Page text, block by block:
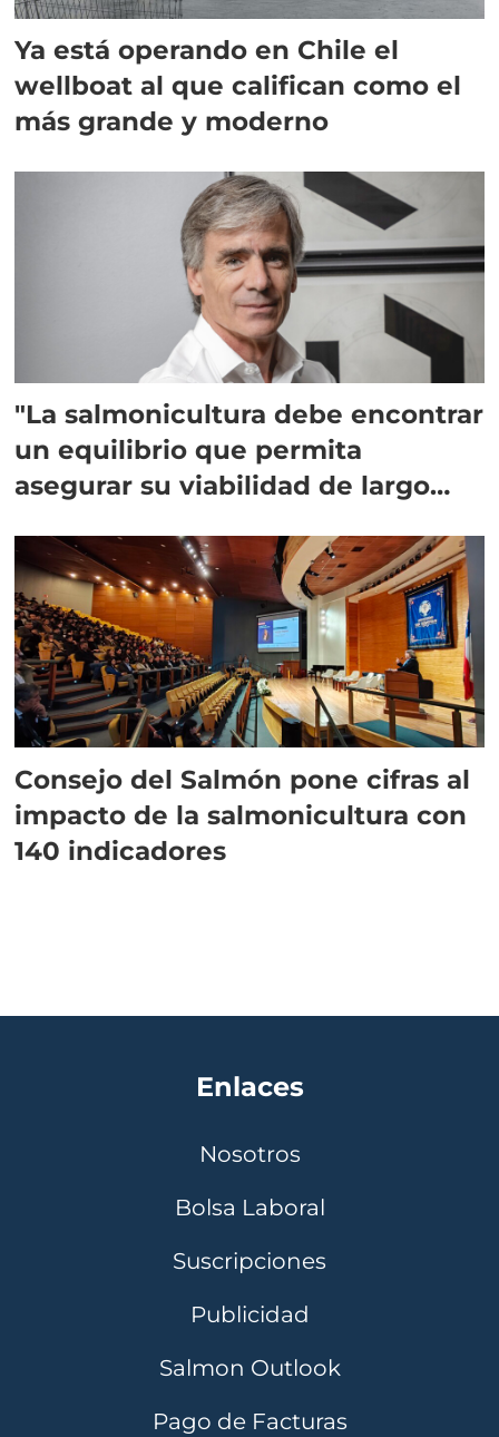
Ya está operando en Chile el
wellboat al que califican como el
más grande y moderno
"La salmonicultura debe encontrar
un equilibrio que permita
asegurar su viabilidad de largo
Consejo del Salmón pone cifras al
impacto de la salmonicultura con
140 indicadores
Enlaces
Nosotros
Bolsa Laboral
Suscripciones
Publicidad
Salmon Outlook
Pago de Facturas